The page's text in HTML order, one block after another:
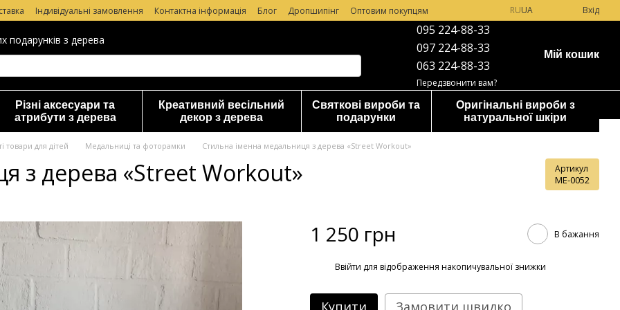
Індивідуальні замовлення Контактна інформація Блог Дропшипінг
Оптовим покупцям
про магазин
RUUA Вхід
подарунків з дерева
095 224-88-33
097 224-88-33
063 224-88-33
Передзвонити вам?
Мій кошик
Різні аксесуари та
атрибути з дерева
Креативний весільний
декор з дерева
Святкові вироби та
подарунки
Оригінальні вироби з
натуральної шкіри
товари для дітей Медальниці та фоторамки Стильна іменна медальниця з дерева «Street Workout»
з дерева «Street Workout» Артикул
ME-0052
1 250 грн В бажання
Ввійти для відображення накопичувальної знижки
Купити Замовити швидко